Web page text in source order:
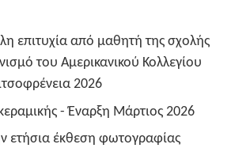
επιτυχία από μαθητή της σχολής
του Αμερικανικού Κολλεγίου
2026
- Έναρξη Μάρτιος 2026
ετήσια έκθεση φωτογραφίας